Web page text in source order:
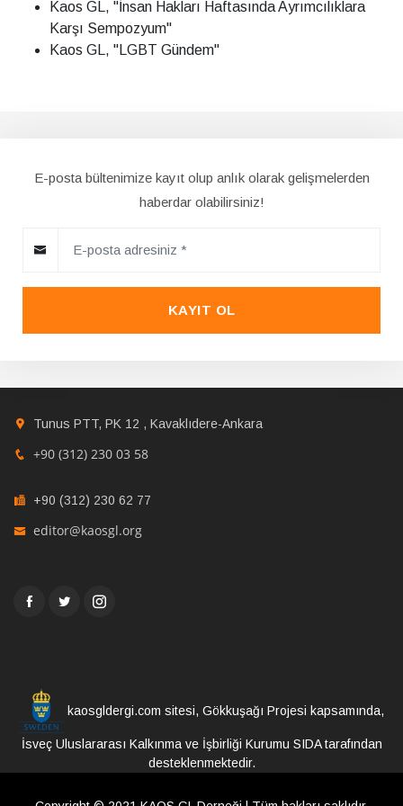
Kaos GL, "İnsan Hakları Haftasında Ayrımcılıklara
Karşı Sempozyum"
Kaos GL, "LGBT Gündem"
E-posta bültenimize kayıt olup anlık olarak gelişmelerden
haberdar olabilirsiniz!
KAYIT OL
Tunus PTT, PK 12 , Kavaklıdere-Ankara
+90 (312) 230 03 58
+90 (312) 230 62 77
editor@kaosgl.org
kaosgldergi.com sitesi, Gökkuşağı Projesi kapsamında,
İsveç Uluslararası Kalkınma ve İşbirliği Kurumu SIDA tarafından
desteklenmektedir.